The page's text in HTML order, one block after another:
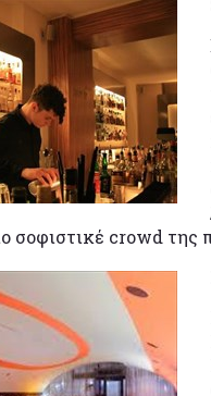
σοφιστικέ crowd της